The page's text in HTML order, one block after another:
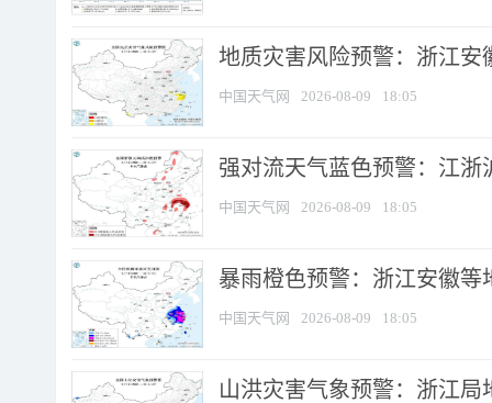
地质灾害风险预警：浙江安
中国天气网 2026-08-09 18:05
强对流天气蓝色预警：江浙
中国天气网 2026-08-09 18:05
暴雨橙色预警：浙江安徽等
中国天气网 2026-08-09 18:05
山洪灾害气象预警：浙江